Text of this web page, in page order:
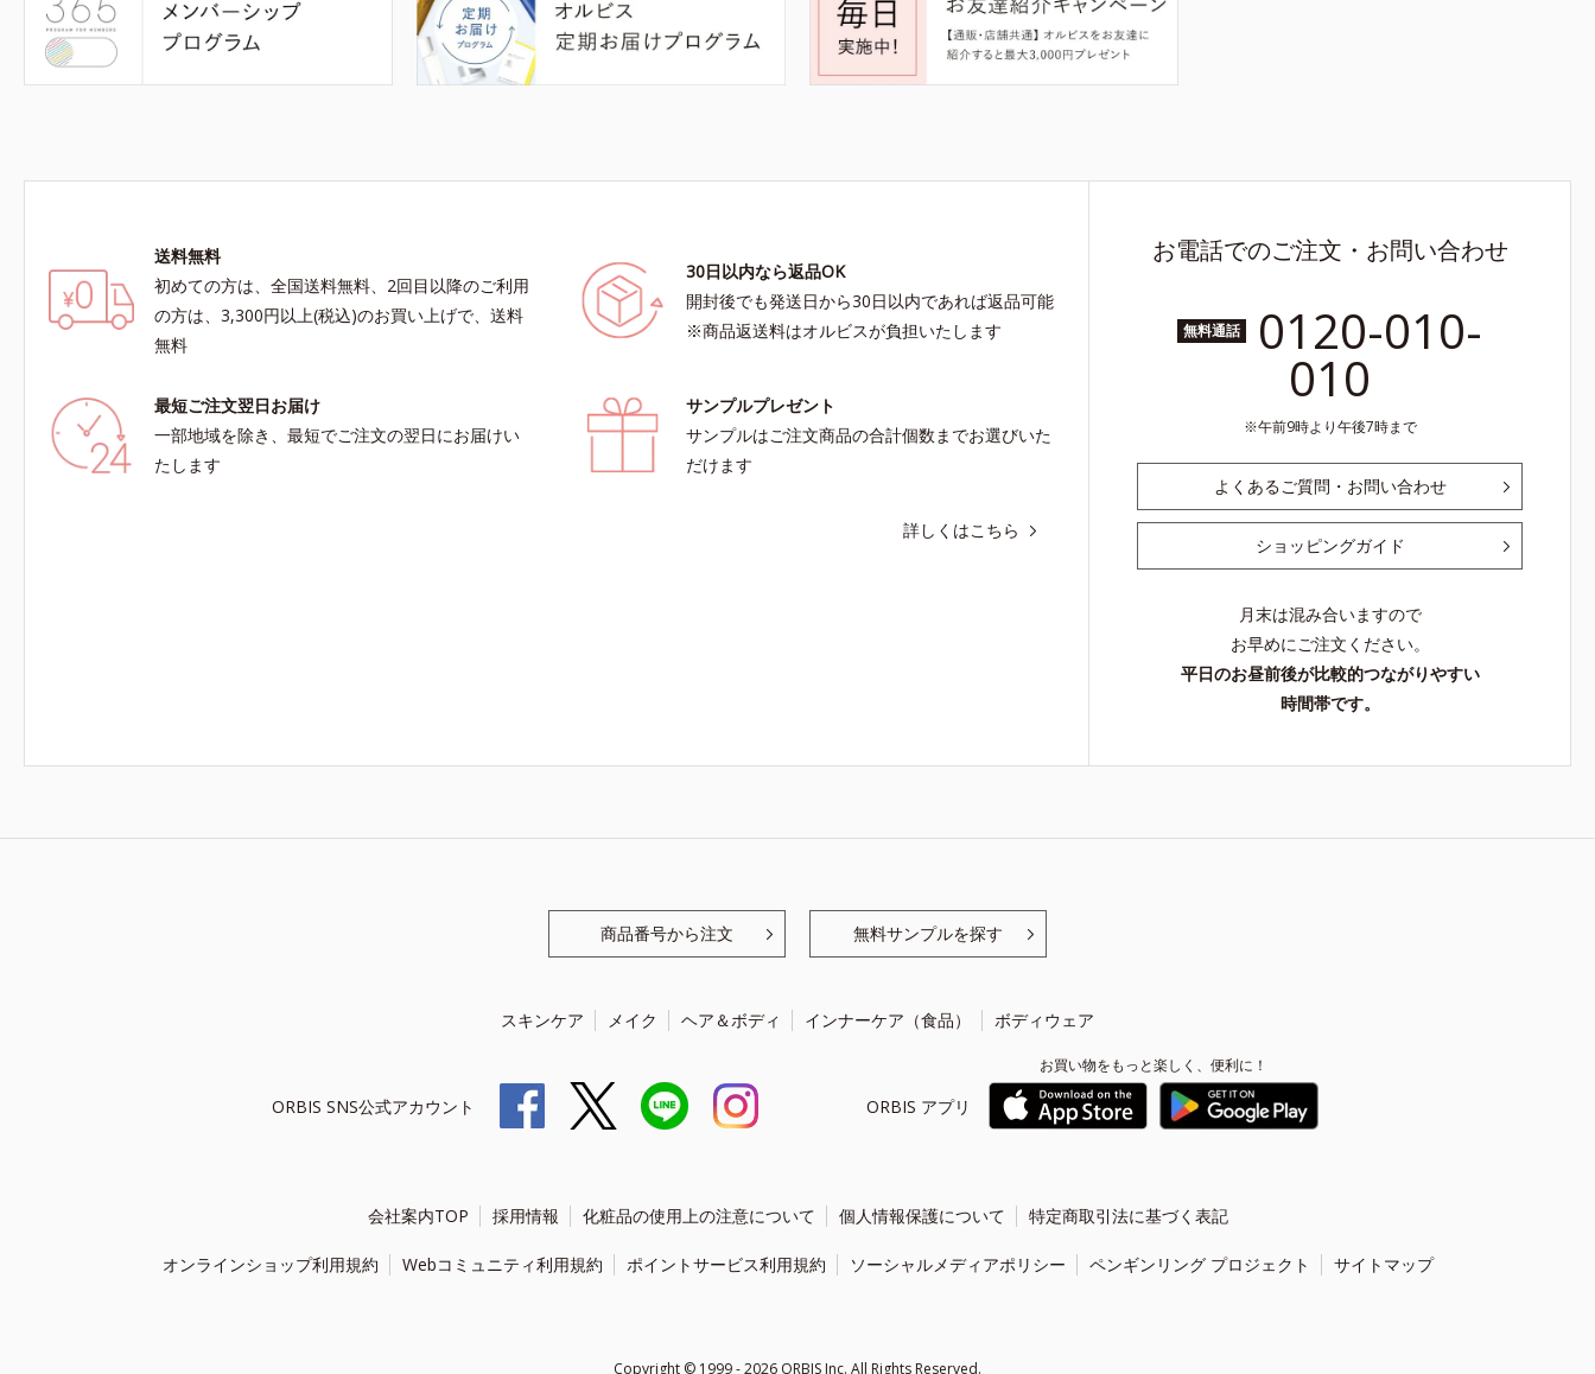
送料無料
初めての方は、全国送料無料、2回目以降のご利用
の方は、3,300円以上(税込)のお買い上げで、送料
無料
30日以内なら返品OK
開封後でも発送日から30日以内であれば返品可能
※商品返送料はオルビスが負担いたします
最短ご注文翌日お届け
一部地域を除き、最短でご注文の翌日にお届けい
たします
サンプルプレゼント
サンプルはご注文商品の合計個数までお選びいた
だけます
詳しくはこちら
お電話でのご注文・お問い合わせ
無料通話 0120-010-
010
午前9時より午後7時まで
よくあるご質問・お問い合わせ
ショッピングガイド
月末は混み合いますので
お早めにご注文ください。
平日のお昼前後が比較的つながりやすい
時間帯です。
商品番号から注文 無料サンプルを探す
スキンケア メイク ヘア＆ボディ インナーケア（食品） ボディウェア
ORBIS SNS公式アカウント ORBIS アプリ
お買い物をもっと楽しく、便利に！
会社案内TOP 採用情報 化粧品の使用上の注意について 個人情報保護について 特定商取引法に基づく表記
オンラインショップ利用規約 Webコミュニティ利用規約 ポイントサービス利用規約 ソーシャルメディアポリシー ペンギンリング プロジェクト サイトマップ
Copyright © 1999 - 2026 ORBIS Inc. All Rights Reserved.